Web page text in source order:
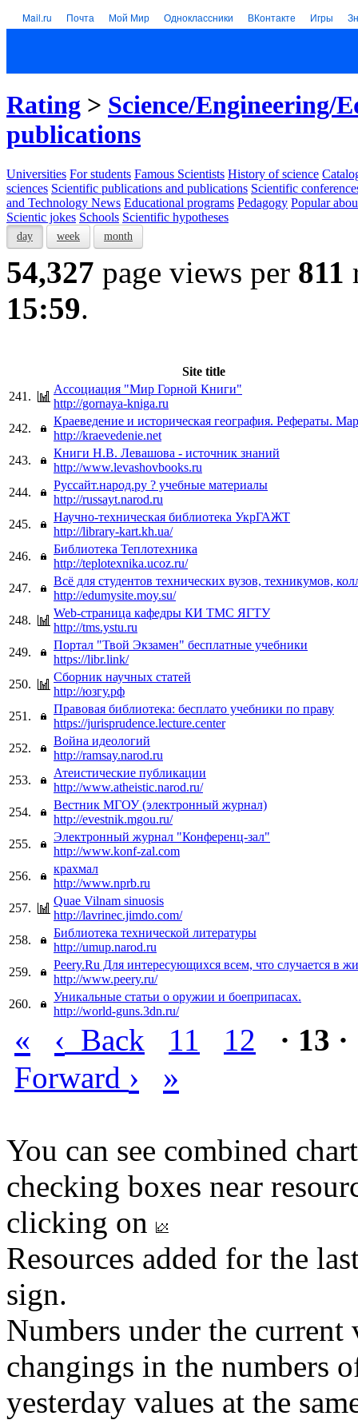
Mail.ru Почта Мой Мир Одноклассники ВКонтакте Игры
Rating > Science/Engineering/
publications
Universities For students Famous Scientists History of science
sciences Scientific publications and publications Scientific
and Technology News Educational programs Pedagogy Popular
Scientic jokes Schools Scientific hypotheses
day week month
54,327 page views per 811
15:59.
Site title
241.
Ассоциация "Мир Горной Книги"
http://gornaya-kniga.ru
242.
Краеведение и историческая география. Рефераты.
http://kraevedenie.net
243.
Книги Н.В. Левашова - источник знаний
http://www.levashovbooks.ru
244.
Руссайт.народ.ру ? учебные материалы
http://russayt.narod.ru
245.
Научно-техническая библиотека УкрГАЖТ
http://library-kart.kh.ua/
246.
Библиотека Теплотехника
http://teplotexnika.ucoz.ru/
247.
Всё для студентов технических вузов, техникумов,
http://edumysite.moy.su/
248.
Web-страница кафедры КИ ТМС ЯГТУ
http://tms.ystu.ru
249.
Портал "Твой Экзамен" бесплатные учебники
https://libr.link/
250.
Сборник научных статей
http://юзгу.рф
251.
Правовая библиотека: бесплато учебники по праву
https://jurisprudence.lecture.center
252.
Война идеологий
http://ramsay.narod.ru
253.
Атеистические публикации
http://www.atheistic.narod.ru/
254.
Вестник МГОУ (электронный журнал)
http://evestnik.mgou.ru/
255.
Электронный журнал "Конференц-зал"
http://www.konf-zal.com
256.
крахмал
http://www.nprb.ru
257.
Quae Vilnam sinuosis
http://lavrinec.jimdo.com/
258.
Библиотека технической литературы
http://umup.narod.ru
259.
Peery.Ru Для интересующихся всем, что случается в
http://www.peery.ru/
260.
Уникальные статьи о оружии и боеприпасах.
http://world-guns.3dn.ru/
« ‹ Back 11 12
· 13 ·
Forward › »
You can see combined
checking boxes near
clicking on
Resources added for the
sign.
Numbers under the
changings in the numbers
yesterday values at the